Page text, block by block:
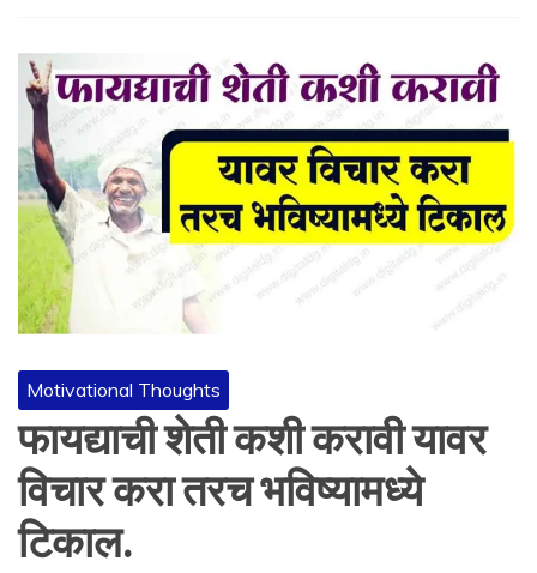
Motivational Thoughts
फायद्याची शेती कशी करावी यावर
विचार करा तरच भविष्यामध्ये
टिकाल.